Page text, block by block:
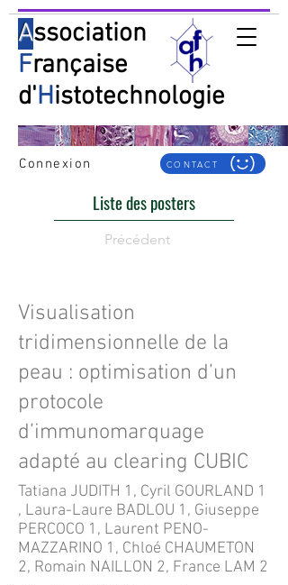
Association
Française
d'Histotechnologie
Connexion CONTACT
Liste des posters
Précédent
Visualisation
tridimensionnelle de la
peau : optimisation d’un
protocole
d’immunomarquage
adapté au clearing CUBIC
Tatiana JUDITH 1, Cyril GOURLAND 1
, Laura-Laure BADLOU 1, Giuseppe
PERCOCO 1, Laurent PENO-
MAZZARINO 1, Chloé CHAUMETON
2, Romain NAILLON 2, France LAM 2